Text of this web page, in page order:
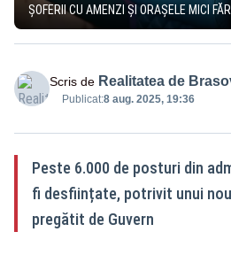
ȘOFERII CU AMENZI ȘI ORAȘELE MICI
Scris de Realitatea de
Publicat:8 aug. 2025, 19:36
Peste 6.000 de posturi din
fi desființate, potrivit unui
pregătit de Guvern